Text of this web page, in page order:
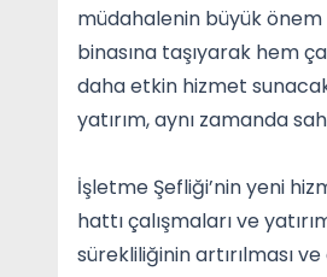
müdahalenin büyük önem
binasına taşıyarak hem
daha etkin hizmet
yatırım, aynı zamanda
İşletme Şefliği’nin yeni
hattı çalışmaları ve
sürekliliğinin artırılması